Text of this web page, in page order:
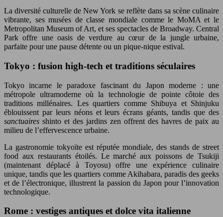
La diversité culturelle de New York se reflète dans sa scène culinaire
vibrante, ses musées de classe mondiale comme le MoMA et le
Metropolitan Museum of Art, et ses spectacles de Broadway. Central
Park offre une oasis de verdure au cœur de la jungle urbaine,
parfaite pour une pause détente ou un pique-nique estival.
Tokyo : fusion high-tech et traditions séculaires
Tokyo incarne le paradoxe fascinant du Japon moderne : une
métropole ultramoderne où la technologie de pointe côtoie des
traditions millénaires. Les quartiers comme Shibuya et Shinjuku
éblouissent par leurs néons et leurs écrans géants, tandis que des
sanctuaires shinto et des jardins zen offrent des havres de paix au
milieu de l’effervescence urbaine.
La gastronomie tokyoïte est réputée mondiale, des stands de street
food aux restaurants étoilés. Le marché aux poissons de Tsukiji
(maintenant déplacé à Toyosu) offre une expérience culinaire
unique, tandis que les quartiers comme Akihabara, paradis des geeks
et de l’électronique, illustrent la passion du Japon pour l’innovation
technologique.
Rome : vestiges antiques et dolce vita italienne